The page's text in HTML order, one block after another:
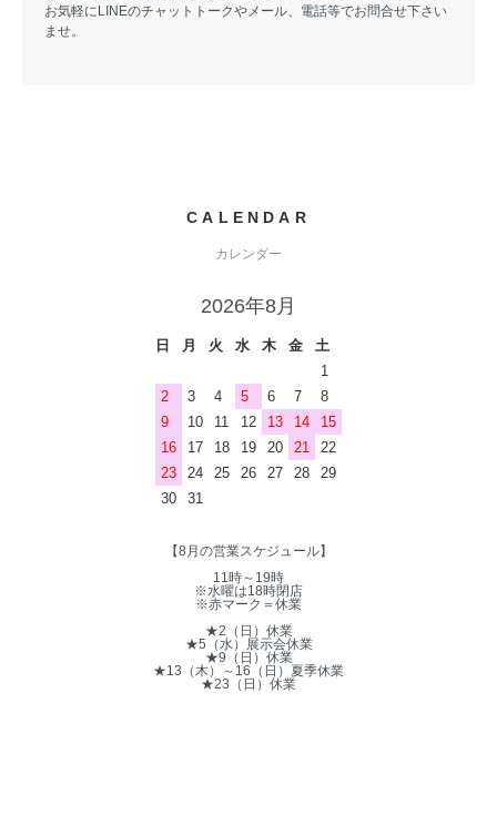
お気軽にLINEのチャットトークやメール、電話等でお問合せ下さい
ませ。
CALENDAR
カレンダー
2026年8月
日 月 火 水 木 金
土
1
2
3 4 5 6 7
8
9
10 11 12 13 14
15
16
17 18 19 20 21
22
23
24 25 26 27 28
29
30
31
【8月の営業スケジュール】
11時～19時
※水曜は18時閉店
※赤マーク＝休業
★2（日）休業
★5（水）展示会休業
★9（日）休業
★13（木）～16（日）夏季休業
★23（日）休業